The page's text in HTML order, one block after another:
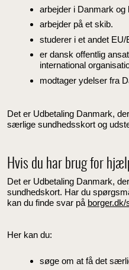
arbejder i Danmark
arbejder på et skib.
studerer i et andet
er dansk offentlig
international
modtager ydelser fra
Det er Udbetaling Danmark,
særlige sundhedsskort og
Hvis du har brug for
Det er Udbetaling Danmark,
sundhedskort. Har du
kan du finde svar på
Her kan du:
søge om at få det